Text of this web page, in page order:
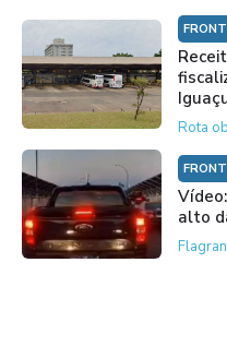
Rota
alto